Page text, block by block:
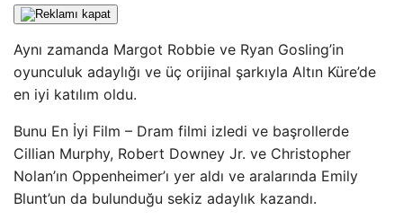
Aynı zamanda Margot Robbie ve Ryan Gosling’in
oyunculuk adaylığı ve üç orijinal şarkıyla Altın Küre’de
en iyi katılım oldu.
Bunu En İyi Film – Dram filmi izledi ve başrollerde
Cillian Murphy, Robert Downey Jr. ve Christopher
Nolan’ın Oppenheimer’ı yer aldı ve aralarında Emily
Blunt’un da bulunduğu sekiz adaylık kazandı.